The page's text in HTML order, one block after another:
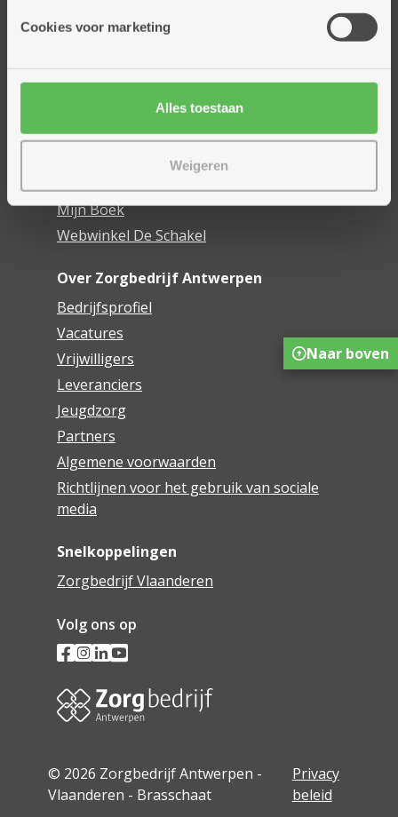
Cookies voor marketing
Alles toestaan
Weigeren
Dienstencentra
Woonzorgcentra
Financieel comfort
Mijn Zorgbedrijf
Mijn Boek
Webwinkel De Schakel
Over Zorgbedrijf Antwerpen
Bedrijfsprofiel
Vacatures
Vrijwilligers
Leveranciers
Jeugdzorg
Partners
Algemene voorwaarden
Richtlijnen voor het gebruik van sociale
media
Snelkoppelingen
Zorgbedrijf Vlaanderen
Volg ons op
© 2026 Zorgbedrijf Antwerpen -
Vlaanderen - Brasschaat
Privacy
beleid
Naar boven